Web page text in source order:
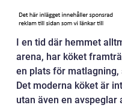
I en tid där hemmet
arena, har köket
en plats för
Det moderna köket är
utan även en avspeglar